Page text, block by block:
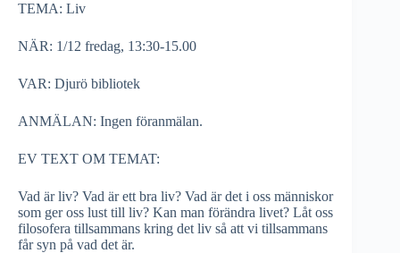
TEMA: Liv
NÄR: 1/12 fredag, 13:30-15.00
VAR: Djurö bibliotek
ANMÄLAN: Ingen föranmälan.
EV TEXT OM TEMAT:
Vad är liv? Vad är ett bra liv? Vad är det i oss människor
som ger oss lust till liv? Kan man förändra livet? Låt oss
filosofera tillsammans kring det liv så att vi tillsammans
får syn på vad det är.